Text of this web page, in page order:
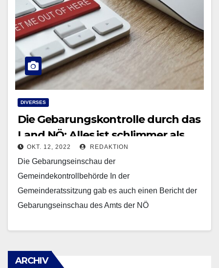
DIVERSES
Die Gebarungskontrolle durch das
Land NÖ: Alles ist schlimmer als
gedacht.
OKT. 12, 2022 REDAKTION
Die Gebarungseinschau der
Gemeindekontrollbehörde In der
Gemeinderatssitzung gab es auch einen Bericht der
Gebarungseinschau des Amts der NÖ
ARCHIV